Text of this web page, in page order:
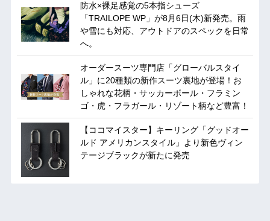
防水×裸足感覚の5本指シューズ
「TRAILOPE WP」が8月6日(木)新発売。雨
や雪にも対応、アウトドアのスペックを日常
へ。
オーダースーツ専門店「グローバルスタイ
ル」に20種類の新作スーツ裏地が登場！お
しゃれな花柄・サッカーボール・フラミン
ゴ・虎・フラガール・リゾート柄など豊富！
【ココマイスター】キーリング「グッドオー
ルド アメリカンスタイル」より新色ヴィン
テージブラックが新たに発売